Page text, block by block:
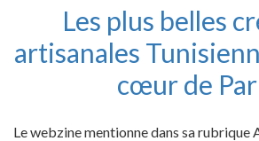
Les plus belles
artisanales
cœur de
Le webzine mentionne dans sa